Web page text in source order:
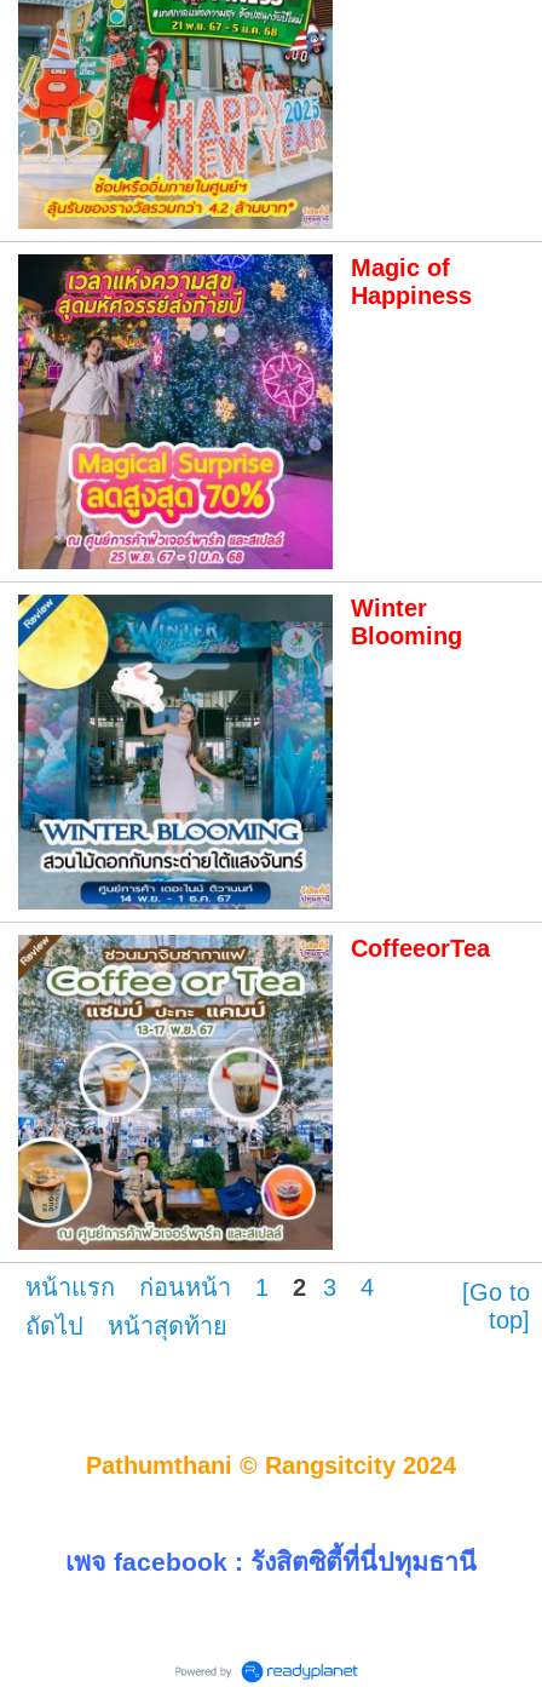
Magic of
Happiness
Winter
Blooming
CoffeeorTea
หน้าแรก ก่อนหน้า 1 2 3
4
ถัดไป
หน้าสุดท้าย
[Go to
top]
Pathumthani © Rangsitcity 2024
เพจ facebook : รังสิตซิตี้ที่นี่ปทุมธานี